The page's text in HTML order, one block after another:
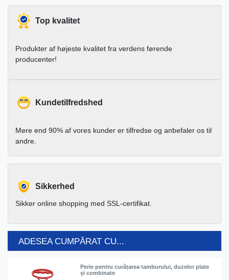
Top kvalitet
Produkter af højeste kvalitet fra verdens førende
producenter!
Kundetilfredshed
Mere end 90% af vores kunder er tilfredse og anbefaler os til
andre.
Sikkerhed
Sikker online shopping med SSL-certifikat.
ADESEA CUMPĂRAT CU...
Perie pentru curățarea tamburului, duzelor plate
și combinate